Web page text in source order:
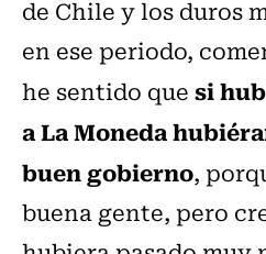
de Chile y los duros
en ese periodo,
he sentido quesi
a La Moneda
buen gobierno,
buena gente,pero